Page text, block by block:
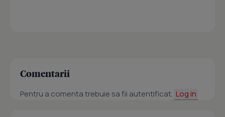
Comentarii
Pentru a comenta trebuie sa fii autentificat. Log in